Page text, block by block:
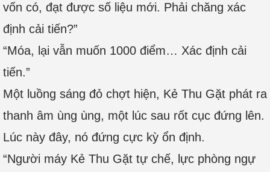
vốn có, đạt được số liệu mới. Phải chăng xác
định cải tiến?”
“Móa, lại vẫn muốn 1000 điểm… Xác định cải
tiến.”
Một luồng sáng đỏ chợt hiện, Kẻ Thu Gặt phát ra
thanh âm ùng ùng, một lúc sau rốt cục đứng lên.
Lúc này đây, nó đứng cực kỳ ổn định.
“Người máy Kẻ Thu Gặt tự chế, lực phòng ngự